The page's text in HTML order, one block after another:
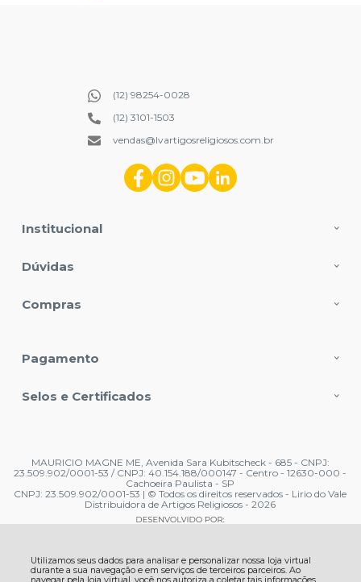
Utilizamos seus dados para analisar e personalizar nossa loja virtual
durante a sua navegação e em serviços de terceiros parceiros. Ao
Institucional
Dúvidas
Compras
(12) 98254-0028
(12) 3101-1503
vendas@lvartigosreligiosos.com.br
Pagamento
Selos e Certificados
MAURICIO MAGNE ME, Avenida Sara Kubitscheck - 685 - CNPJ:
23.509.902/0001-53 / CNPJ: 40.154.188/000147 - Centro - 12630-000 -
Cachoeira Paulista - SP
CNPJ: 23.509.902/0001-53 | © Todos os direitos reservados - Lirio do Vale
Distribuidora de Artigos Religiosos - 2026